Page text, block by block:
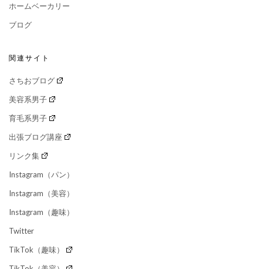
ホームベーカリー
ブログ
関連サイト
さちおブログ
美容系男子
育毛系男子
出張ブログ講座
リンク集
Instagram（パン）
Instagram（美容）
Instagram（趣味）
Twitter
TikTok（趣味）